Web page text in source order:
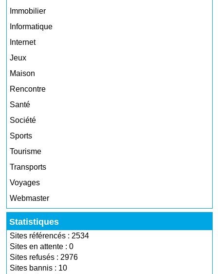
Immobilier
Informatique
Internet
Jeux
Maison
Rencontre
Santé
Société
Sports
Tourisme
Transports
Voyages
Webmaster
Statistiques
Sites référencés : 2534
Sites en attente : 0
Sites refusés : 2976
Sites bannis : 10